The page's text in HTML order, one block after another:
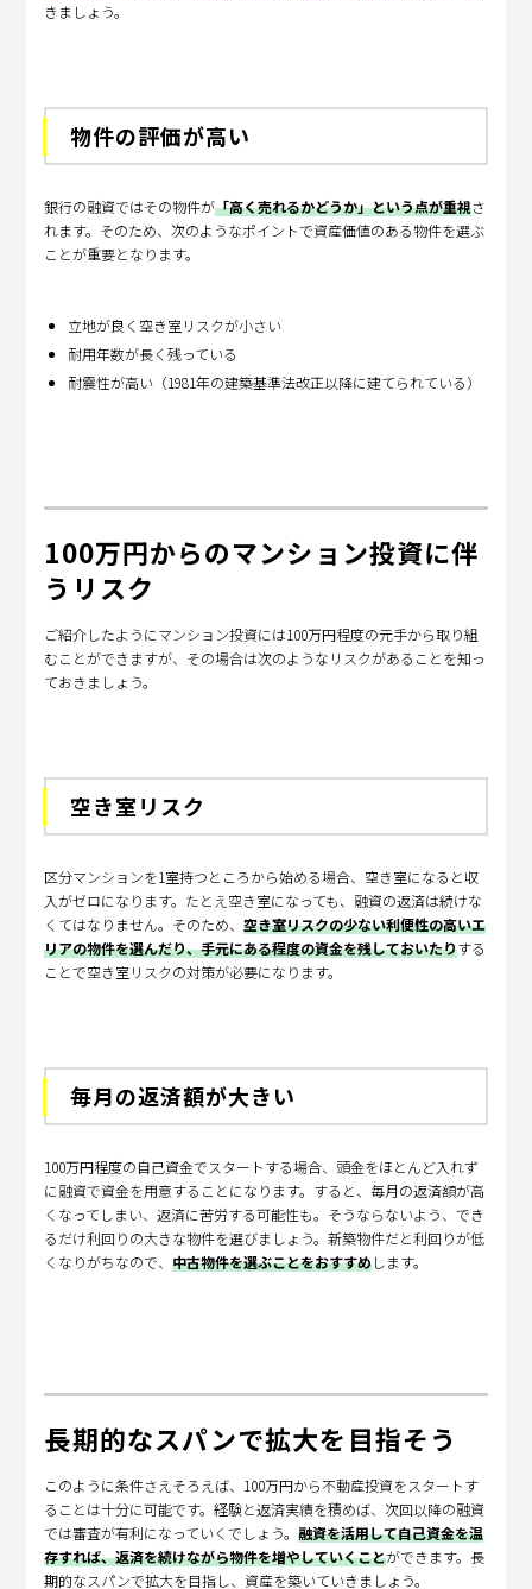
きましょう。
物件の評価が高い
銀行の融資ではその物件が「高く売れるかどうか」という点が重視さ
れます。そのため、次のようなポイントで資産価値のある物件を選ぶ
ことが重要となります。
立地が良く空き室リスクが小さい
耐用年数が長く残っている
耐震性が高い（1981年の建築基準法改正以降に建てられている）
100万円からのマンション投資に伴
うリスク
ご紹介したようにマンション投資には100万円程度の元手から取り組
むことができますが、その場合は次のようなリスクがあることを知っ
ておきましょう。
空き室リスク
区分マンションを1室持つところから始める場合、空き室になると収
入がゼロになります。たとえ空き室になっても、融資の返済は続けな
くてはなりません。そのため、空き室リスクの少ない利便性の高いエ
リアの物件を選んだり、手元にある程度の資金を残しておいたりする
ことで空き室リスクの対策が必要になります。
毎月の返済額が大きい
100万円程度の自己資金でスタートする場合、頭金をほとんど入れず
に融資で資金を用意することになります。すると、毎月の返済額が高
くなってしまい、返済に苦労する可能性も。そうならないよう、でき
るだけ利回りの大きな物件を選びましょう。新築物件だと利回りが低
くなりがちなので、中古物件を選ぶことをおすすめします。
長期的なスパンで拡大を目指そう
このように条件さえそろえば、100万円から不動産投資をスタートす
ることは十分に可能です。経験と返済実績を積めば、次回以降の融資
では審査が有利になっていくでしょう。融資を活用して自己資金を温
存すれば、返済を続けながら物件を増やしていくことができます。長
期的なスパンで拡大を目指し、資産を築いていきましょう。